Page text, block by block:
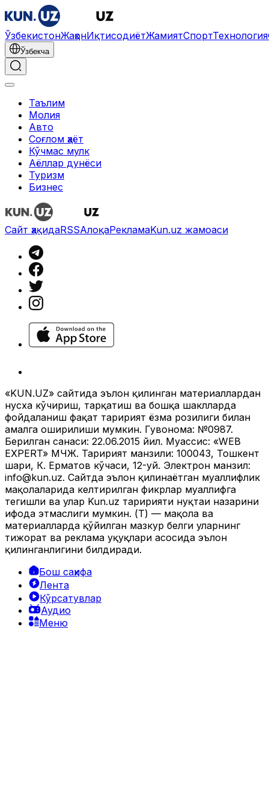
ЎзбекистонЖаҳонИқтисодиётЖамиятСпортТехнология
Ўзбекча
Таълим
Молия
Авто
Соғлом ҳаёт
Кўчмас мулк
Аёллар дунёси
Туризм
Бизнес
Сайт ҳақидаRSSАлоқаРекламаKun.uz жамоаси
«KUN.UZ» сайтида эълон қилинган материаллардан
нусха кўчириш, тарқатиш ва бошқа шаклларда
фойдаланиш фақат таҳририят ёзма розилиги билан
амалга оширилиши мумкин. Гувоҳнома: №0987.
Берилган санаси: 22.06.2015 йил. Муассис: «WEB
EXPERT» МЧЖ. Таҳририят манзили: 100043, Тошкент
шаҳри, К. Ерматов кўчаси, 12-уй. Электрон манзил:
info@kun.uz. Сайтда эълон қилинаётган муаллифлик
мақолаларида келтирилган фикрлар муаллифга
тегишли ва улар Kun.uz таҳририяти нуқтаи назарини
ифода этмаслиги мумкин. (Т) — мақола ва
материалларда қўйилган мазкур белги уларнинг
тижорат ва реклама ҳуқуқлари асосида эълон
қилинганлигини билдиради.
Бош саҳифа
Лента
Кўрсатувлар
Аудио
Меню